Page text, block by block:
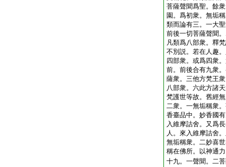
菩薩聲聞爲聖。餘
園。爲初衆。無垢
類而論有三。一大
前後一切菩薩聲聞
凡類爲八部衆。釋
不別説。若在人趣
四部衆。或爲四衆
前。前後合有九衆
薩衆。三他方梵王
八部衆。六此方諸
梵護世等故。舊經
二衆。一無垢稱衆
香臺品中。妙香國
入維摩詰舍。又爲
人。來入維摩詰舍
無垢稱衆。二妙喜
稱在佛所。以神通
十九。一聲聞。二